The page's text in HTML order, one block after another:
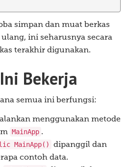
simpan dan muat berkas
ini seharusnya secara
terakhir digunakan.
Bekerja
semua ini berfungsi:
menggunakan metode
MainApp .
MainApp()
dipanggil dan
contoh data.